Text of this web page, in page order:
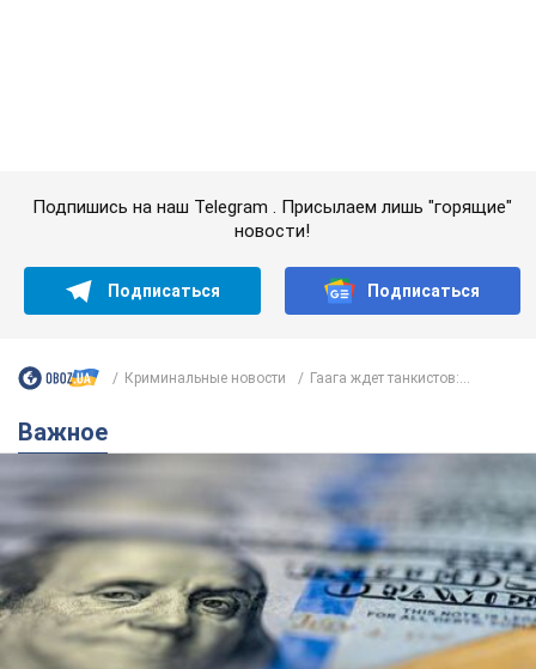
Важное
Банки "готовятся" к новому курсу доллара:
украинцам рассказали, чего ожидать в
ближайшие дни
Каким будет курс валюты в обменниках
6.08.2026 22:58 152,3 т.